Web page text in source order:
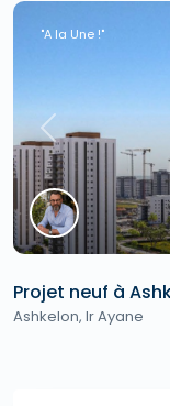
Previous
"A la Une !"
Projet neuf à
Ashkelon, Ir Ayane